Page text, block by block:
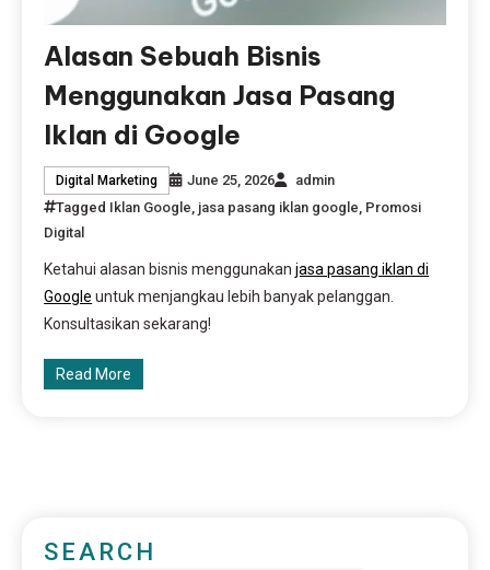
Alasan Sebuah Bisnis
Menggunakan Jasa Pasang
Iklan di Google
Digital Marketing June 25, 2026
admin
Tagged Iklan Google, jasa pasang iklan google, Promosi
Digital
Ketahui alasan bisnis menggunakanjasa pasang iklan di
Google untuk menjangkau lebih banyak pelanggan.
Konsultasikan sekarang!
Read More
SEARCH